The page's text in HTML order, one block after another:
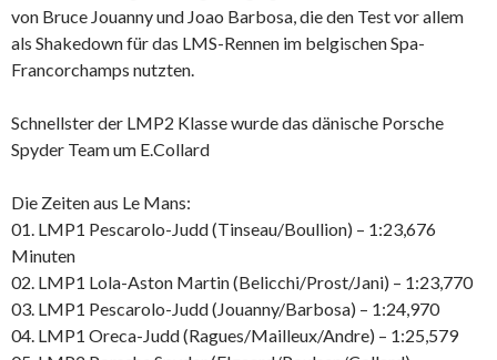
von Bruce Jouanny und Joao Barbosa, die den Test vor allem
als Shakedown für das LMS-Rennen im belgischen Spa-
Francorchamps nutzten.
Schnellster der LMP2 Klasse wurde das dänische Porsche
Spyder Team um E.Collard
Die Zeiten aus Le Mans:
01. LMP1 Pescarolo-Judd (Tinseau/Boullion) – 1:23,676
Minuten
02. LMP1 Lola-Aston Martin (Belicchi/Prost/Jani) – 1:23,770
03. LMP1 Pescarolo-Judd (Jouanny/Barbosa) – 1:24,970
04. LMP1 Oreca-Judd (Ragues/Mailleux/Andre) – 1:25,579